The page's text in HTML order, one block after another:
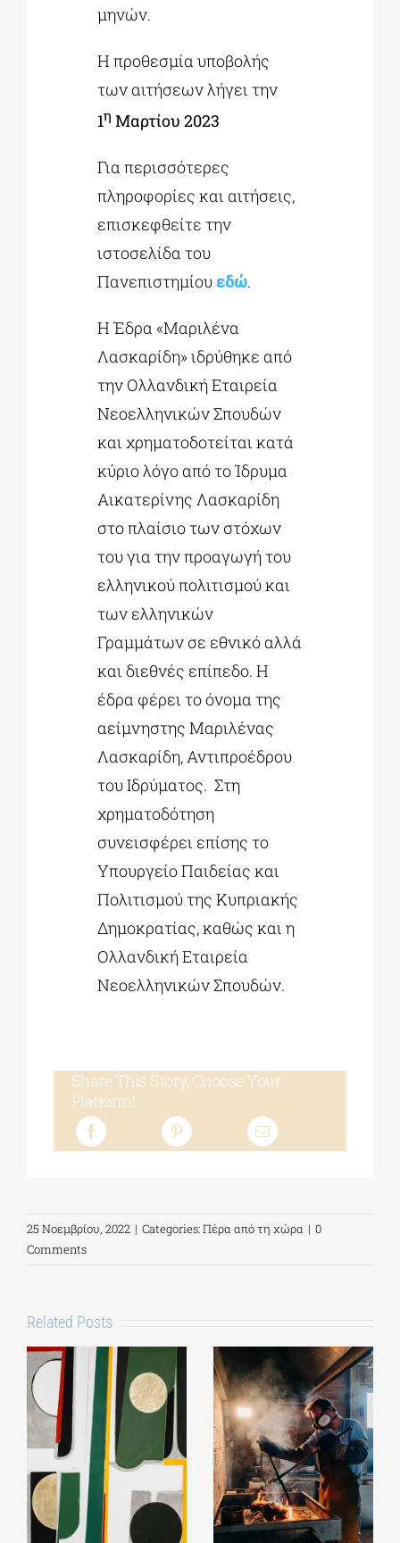
μηνών.
Η προθεσμία υποβολής
των αιτήσεων λήγει την
1η Μαρτίου 2023
Για περισσότερες
πληροφορίες και αιτήσεις,
επισκεφθείτε την
ιστοσελίδα του
Πανεπιστημίουεδώ.
Η Έδρα «Μαριλένα
Λασκαρίδη» ιδρύθηκε από
την Ολλανδική Εταιρεία
Νεοελληνικών Σπουδών
και χρηματοδοτείται κατά
κύριο λόγο από το Ίδρυμα
Αικατερίνης Λασκαρίδη
στο πλαίσιο των στόχων
του για την προαγωγή του
ελληνικού πολιτισμού και
των ελληνικών
Γραμμάτων σε εθνικό αλλά
και διεθνές επίπεδο. Η
έδρα φέρει το όνομα της
αείμνηστης Μαριλένας
Λασκαρίδη, Αντιπροέδρου
του Ιδρύματος. Στη
χρηματοδότηση
συνεισφέρει επίσης το
Υπουργείο Παιδείας και
Πολιτισμού της Κυπριακής
Δημοκρατίας, καθώς και η
Ολλανδική Εταιρεία
Νεοελληνικών Σπουδών.
Share This Story, Choose Your
Platform!
25 Νοεμβρίου, 2022 | Categories:Πέρα από τη χώρα | 0
Comments
Related Posts